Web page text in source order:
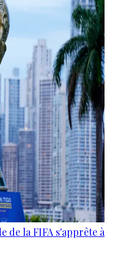
de la FIFA s'apprête à